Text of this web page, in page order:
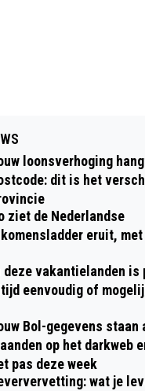
loonsverhoging
dit is het
ziet de Nederlandse
eruit, met
deze vakantielanden is
eenvoudig of
Bol-gegevens staan
op het darkweb
pas deze week
wat je